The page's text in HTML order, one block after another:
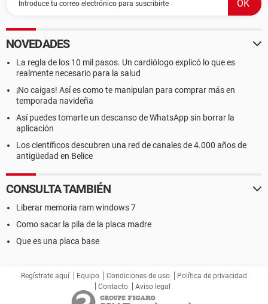
NOVEDADES
La regla de los 10 mil pasos. Un cardiólogo explicó lo que es
realmente necesario para la salud
¡No caigas! Así es como te manipulan para comprar más en
temporada navideña
Así puedes tomarte un descanso de WhatsApp sin borrar la
aplicación
Los científicos descubren una red de canales de 4.000 años de
antigüedad en Belice
CONSULTA TAMBIÉN
Liberar memoria ram windows 7
Como sacar la pila de la placa madre
Que es una placa base
Regístrate aquí Equipo Condiciones de uso
Política de privacidad
Contacto
Aviso legal